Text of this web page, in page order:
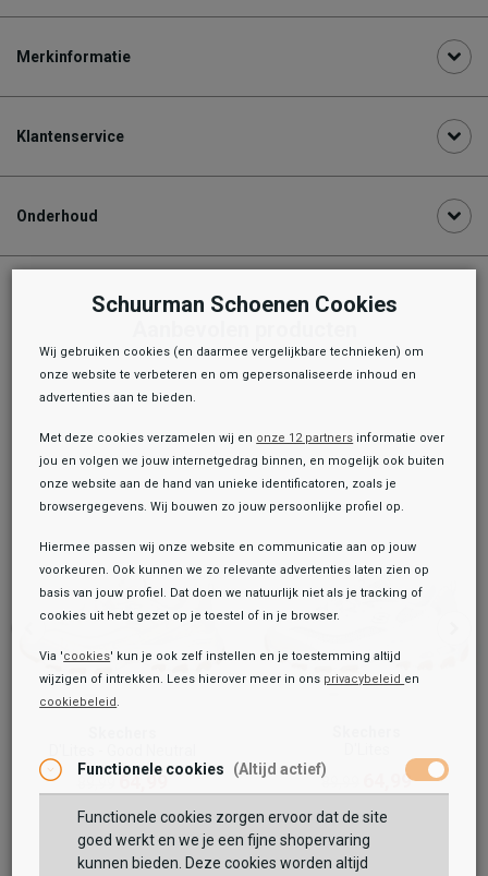
D'Lites - Bold Views
89,99
74,99
Maat:
Merkinformatie
Klantenservice
Onderhoud
64,99
89,99
64,99
Toegevoegd aan je winkeltas!
Schuurman Schoenen Cookies
Wij gebruiken cookies (en daarmee vergelijkbare technieken) om
onze website te verbeteren en om gepersonaliseerde inhoud en
advertenties aan te bieden.
Met deze cookies verzamelen wij en onze 12 partners informatie over
jou en volgen we jouw internetgedrag binnen, en mogelijk ook buiten
onze website aan de hand van unieke identificatoren, zoals je
browsergegevens. Wij bouwen zo jouw persoonlijke profiel op.
Hiermee passen wij onze website en communicatie aan op jouw
voorkeuren. Ook kunnen we zo relevante advertenties laten zien op
basis van jouw profiel. Dat doen we natuurlijk niet als je tracking of
cookies uit hebt gezet op je toestel of in je browser.
Via 'cookies' kun je ook zelf instellen en je toestemming altijd
wijzigen of intrekken. Lees hierover meer in ons privacybeleid en
cookiebeleid.
Functionele cookies (Altijd actief)
Functionele cookies zorgen ervoor dat de site
goed werkt en we je een fijne shopervaring
kunnen bieden. Deze cookies worden altijd